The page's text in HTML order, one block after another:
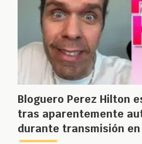
Bloguero Perez Hilton
tras aparentemente
durante transmisión en